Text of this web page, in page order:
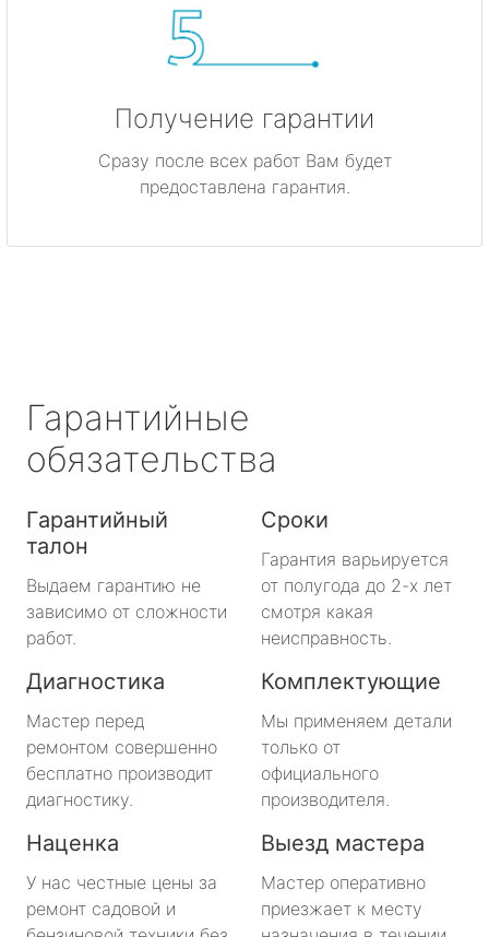
Получение гарантии
Сразу после всех работ Вам будет
предоставлена гарантия.
Гарантийные
обязательства
Гарантийный
талон
Выдаем гарантию не
зависимо от сложности
работ.
Сроки
Гарантия варьируется
от полугода до 2-х лет
смотря какая
неисправность.
Диагностика
Мастер перед
ремонтом совершенно
бесплатно производит
диагностику.
Комплектующие
Мы применяем детали
только от
официального
производителя.
Наценка
У нас честные цены за
ремонт садовой и
Выезд мастера
Мастер оперативно
приезжает к месту